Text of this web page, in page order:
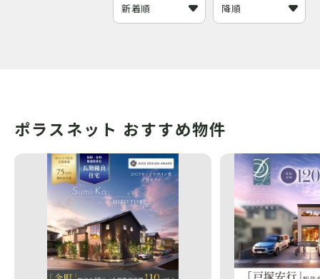
ポラスネット おすすめ物件